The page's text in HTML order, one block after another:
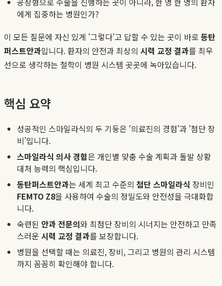
에게 집중하는 병원인가?
이 모든 질문에 자신 있게 '그렇다'고 답할 수 있는 곳이 바로 동탄
퍼스트안과입니다. 환자의 안전과 최상의 시력 교정 결과를 최우
선으로 생각하는 철학이 병원 시스템 곳곳에 녹아있습니다.
핵심 요약
성공적인 스마일라식의 두 기둥은 '의료진의 경험'과 '첨단 장
비'입니다.
스마일라식 의사 경험은 개인별 맞춤 수술 계획과 돌발 상황
대처 능력의 핵심입니다.
동탄퍼스트안과는 세계 최고 수준의 첨단 스마일라식 장비인
FEMTO Z8을 사용하여 수술의 정밀도와 안전성을 극대화합
니다.
숙련된 안과 전문의와 최첨단 장비의 시너지는 안전하고 만족
스러운 시력 교정 결과를 보장합니다.
병원을 선택할 때는 의료진, 장비, 그리고 병원의 관리 시스템
까지 꼼꼼히 확인해야 합니다.